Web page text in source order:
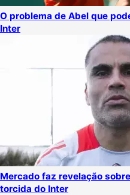
O problema de Abel que
Inter
Mercado faz revelação
torcida do Inter